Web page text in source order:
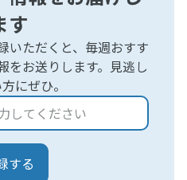
す
いただくと、毎週おすす
をお送りします。見逃し
にぜひ。
する